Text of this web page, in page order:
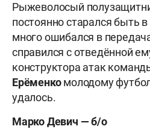
Рыжеволосый
постоянно старался быть
много ошибался в
справился с отведённой
конструктора атак
Ерёменкомолодому
удалось.
Марко Девич — б/о